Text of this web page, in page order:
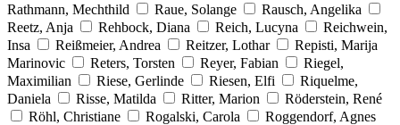
Rathmann, Mechthild
Raue, Solange
Rausch, Angelika
Reetz, Anja
Rehbock, Diana Reich, Lucyna
Reichwein,
Insa
Reißmeier, Andrea Reitzer, Lothar
Repisti, Marija
Marinovic
Reters, Torsten Reyer, Fabian
Riegel,
Maximilian
Riese, Gerlinde Riesen, Elfi
Riquelme,
Daniela
Risse, Matilda Ritter, Marion
Röderstein, René
Röhl, Christiane
Rogalski, Carola
Roggendorf, Agnes